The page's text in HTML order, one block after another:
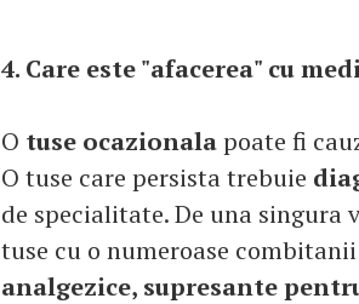
4. Care este "afacerea" cu
O tuse ocazionalapoate fi
O tuse care persista trebuie
de specialitate. De una singura
tuse cu o numeroase
analgezice, supresante